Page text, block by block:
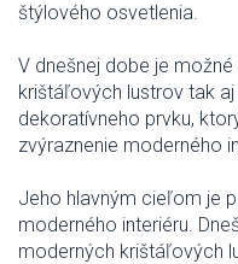
štýlového osvetlenia.
V dnešnej dobe je
krištáľových lustrov tak
dekoratívneho prvku,
zvýraznenie moderného
Jeho hlavným cieľom je
moderného interiéru.
moderných krištáľových